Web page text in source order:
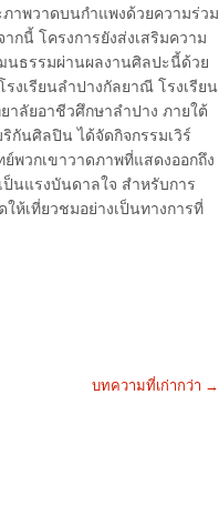
าพวาดบนกำแพงด้วยความร่วม
กนี้ โครงการยังส่งเสริมความ
ธรรมผ่านผลงานศิลปะนี้ด้วย
งเรียนลำปางกัลยาณี โรงเรียน
าลัยอาชีวศึกษาลำปาง ภายใต้
กันศิลปิน ได้จัดกิจกรรมเวิร์
พวกเขาวาดภาพที่แสดงออกถึง
นแรงบันดาลใจ สำหรับการ
ห้เที่ยวชมอย่างเป็นทางการที่
บทความที่เก่ากว่า →